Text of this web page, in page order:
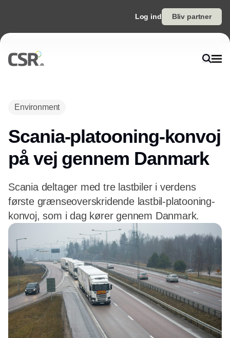
Log ind Bliv partner
Environment
Scania-platooning-konvoj
på vej gennem Danmark
Scania deltager med tre lastbiler i verdens
første grænseoverskridende lastbil-platooning-
konvoj, som i dag kører gennem Danmark.